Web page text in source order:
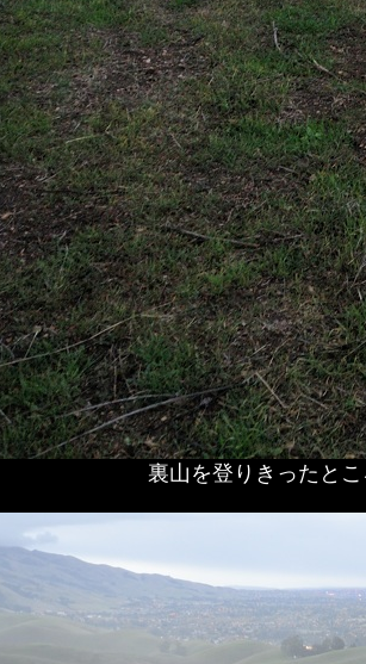
裏山を登りきったと